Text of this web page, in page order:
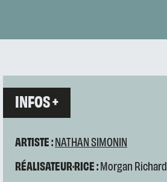
INFOS +
ARTISTE :NATHAN SIMONIN
RÉALISATEUR·RICE :Morgan Richard